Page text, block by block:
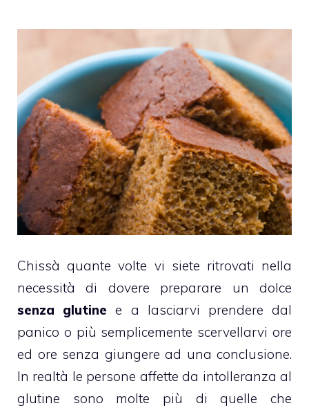
Chissà quante volte vi siete ritrovati nella
necessità di dovere preparare un dolce
senza glutine e a lasciarvi prendere dal
panico o più semplicemente scervellarvi ore
ed ore senza giungere ad una conclusione.
In realtà le persone affette da intolleranza al
glutine sono molte più di quelle che